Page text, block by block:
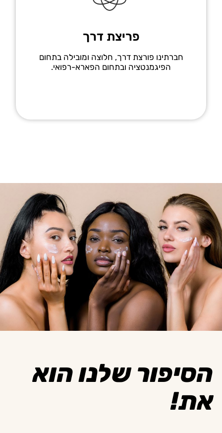
פריצת דרך
חברתינו פורצת דרך, חלוצה ומובילה בתחום
הפיגמנטציה ובתחום הפארא-רפואי.
הסיפור שלנו הוא
את!